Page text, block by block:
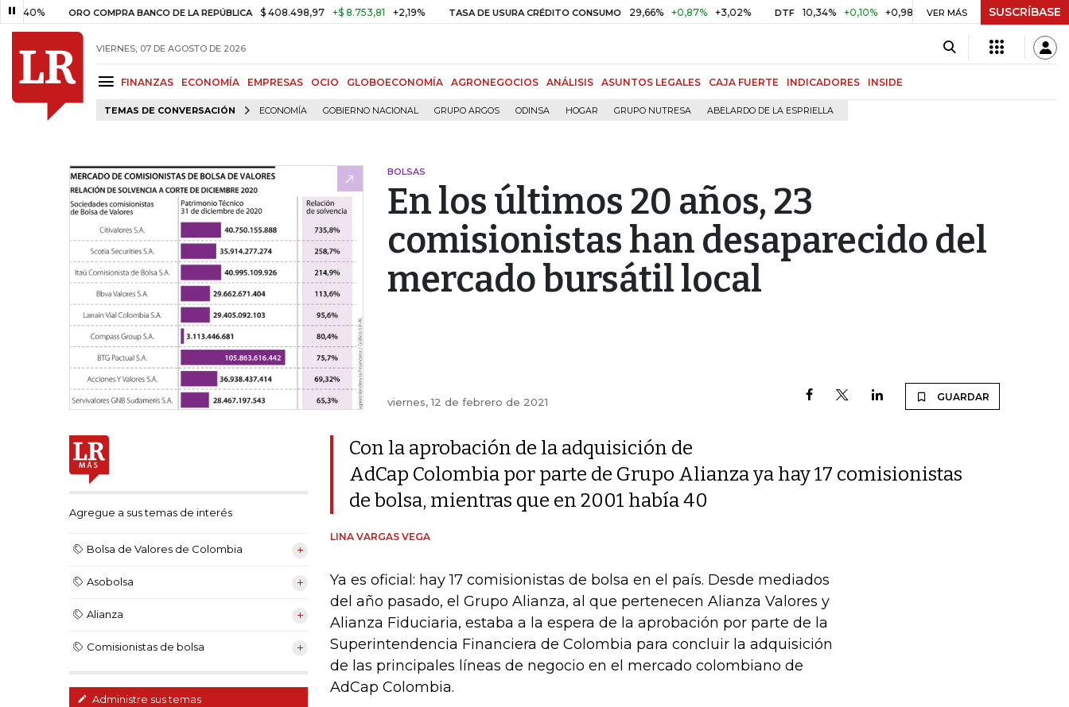
ORO COMPRA BANCO DE LA REPÚBLICA $ 408.498,97 +$ 8.753,81 +2,19% TASA DE USURA CRÉDITO CONSUMO 29,66% +0,87% +3,02% DTF 10,34% +0,10% +0,98% UVR $ 416,96 +$ 0,05 +0,01%
VER MÁS SUSCRÍBASE
VIERNES, 07 DE AGOSTO DE 2026
FINANZAS ECONOMÍA EMPRESAS OCIO GLOBOECONOMÍA AGRONEGOCIOS ANÁLISIS ASUNTOS LEGALES CAJA FUERTE INDICADORES INSIDE
TEMAS DE CONVERSACIÓN ECONOMÍA GOBIERNO NACIONAL GRUPO ARGOS ODINSA HOGAR GRUPO NUTRESA ABELARDO DE LA ESPRIELLA
BOLSAS
En los últimos 20 años, 23
comisionistas han desaparecido del
mercado bursátil local
viernes, 12 de febrero de 2021 GUARDAR
Agregue a sus temas de interés
Bolsa de Valores de Colombia
Asobolsa
Alianza
Comisionistas de bolsa
Administre sus temas
Con la aprobación de la adquisición de
AdCap Colombia por parte de Grupo Alianza ya hay 17 comisionistas
de bolsa, mientras que en 2001 había 40
LINA VARGAS VEGA
Ya es oficial: hay 17 comisionistas de bolsa en el país. Desde mediados
del año pasado, el Grupo Alianza, al que pertenecen Alianza Valores y
Alianza Fiduciaria, estaba a la espera de la aprobación por parte de la
Superintendencia Financiera de Colombia para concluir la adquisición
de las principales líneas de negocio en el mercado colombiano de
AdCap Colombia.